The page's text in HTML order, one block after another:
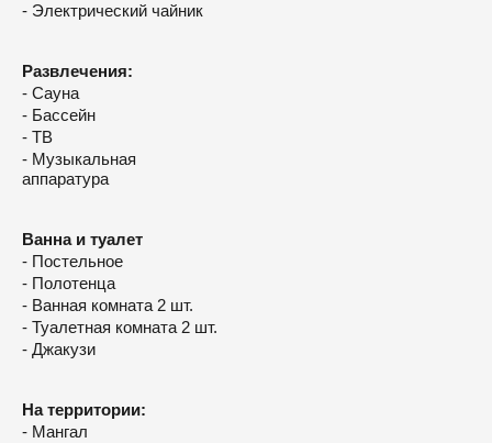
- Электрический чайник
Развлечения:
- Сауна
- Бассейн
- ТВ
- Музыкальная
аппаратура
Ванна и туалет
- Постельное
- Полотенца
- Ванная комната 2 шт.
- Туалетная комната 2 шт.
- Джакузи
На территории:
- Мангал